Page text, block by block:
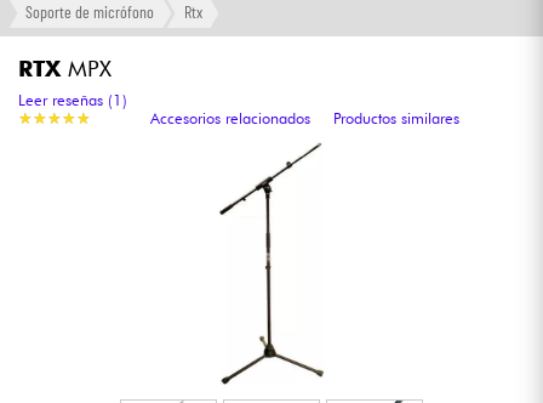
Ampli & Efectos
Soporte de micrófono
Rtx
RTX MPX
★★★★★
★★★★★
Leer reseñas (1)
Accesorios relacionados
Productos similares